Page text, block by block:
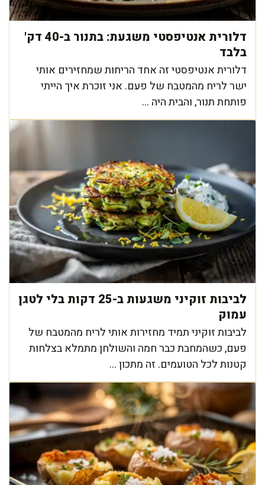
דלורית אנטיפסטי משגעת: בתנור ב-40 דק'
בלבד
דלורית אנטיפסטי זה אחד הריחות שמחזירים אותי
ישר לריח מהמטבח של פעם. אני זוכרת איך הייתי
פותחת תנור, והבית היה ...
לביבות זוקיני משגעות ב-25 דקות בלי לטגן
עמוק
לביבות זוקיני תמיד מחזירות אותי לריח מהמטבח של
פעם, כשהמחבת כבר חמה והשולחן מתמלא בצלחות
קטנות לכל הטועמים. זה מתכון ...